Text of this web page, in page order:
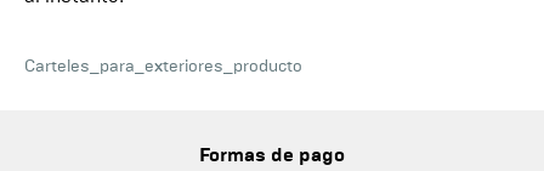
Carteles_para_exteriores_producto
Formas de pago